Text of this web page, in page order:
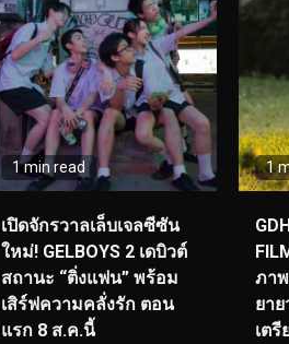
1 min read
เปิดจักรวาลเล็บเจลซีซัน
ใหม่! GELBOYS 2 เดบิวต์
สถานะ “ติ่งแฟน” พร้อม
เสิร์ฟความคลั่งรัก ตอน
แรก 8 ส.ค.นี้
1
ภา
ยาย
เต